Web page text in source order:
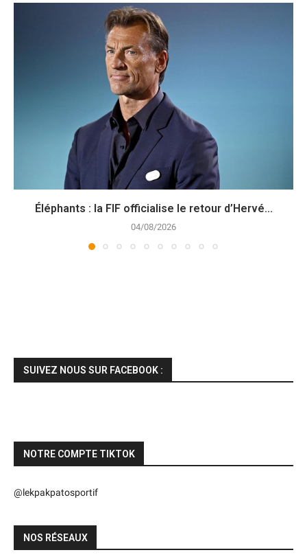
Éléphants : la FIF officialise le retour d’Hervé...
04/08/2026
SUIVEZ NOUS SUR FACEBOOK :
NOTRE COMPTE TIKTOK
@lekpakpatosportif
NOS RÉSEAUX